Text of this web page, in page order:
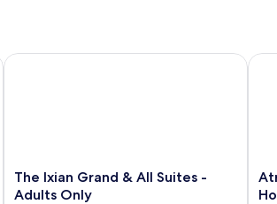
The
Ixian
The Ixian Grand & All Suites -
Adults Only
The Ixian Grand & All Suites - Adults Only